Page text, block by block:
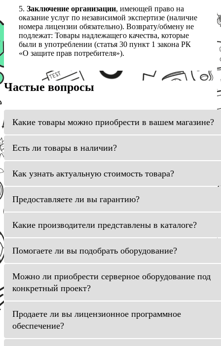
5. Заключение организации, имеющей право на
оказание услуг по независимой экспертизе (наличие
номера лицензии обязательно). Возврату/обмену не
подлежат: Товары надлежащего качества, которые
были в употреблении (статья 30 пункт 1 закона РК
«О защите прав потребителя»).
Частые вопросы
Какие товары можно приобрести в вашем магазине?
Есть ли товары в наличии?
Как узнать актуальную стоимость товара?
Предоставляете ли вы гарантию?
Какие производители представлены в каталоге?
Помогаете ли вы подобрать оборудование?
Можно ли приобрести серверное оборудование под
конкретный проект?
Продаете ли вы лицензионное программное
обеспечение?